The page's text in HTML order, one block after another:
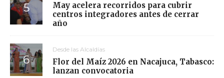
May acelera recorridos para cubrir
centros integradores antes de cerrar
año
Desde las Alcaldías
Flor del Maíz 2026 en Nacajuca, Tabasco:
lanzan convocatoria